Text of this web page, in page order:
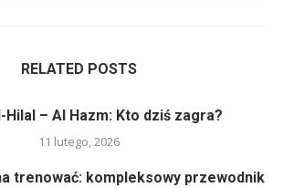
RELATED POSTS
Hilal – Al Hazm: Kto dziś zagra?
11 lutego, 2026
trenować: kompleksowy przewodnik